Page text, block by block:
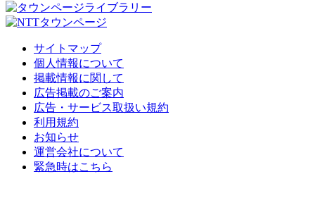
サイトマップ
個人情報について
掲載情報に関して
広告掲載のご案内
広告・サービス取扱い規約
利用規約
お知らせ
運営会社について
緊急時はこちら